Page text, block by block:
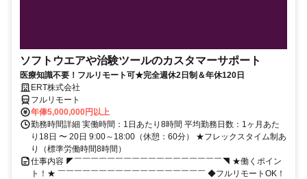
ソフトウエアや治験ツールのカスタマーサポート
医療知識不要！フルリモート可★完全週休2日制＆年休120日
ERT株式会社
フルリモート
年俸5,000,000円以上
勤務時間詳細 実働時間：1日あたり8時間 平均勤務日数：1ヶ月あた
り18日 〜 20日 9:00～18:00（休憩：60分） ★フレックスタイム制あ
り（標準労働時間8時間）
仕事内容 ◤￣￣￣￣￣￣￣￣￣￣￣￣￣￣￣￣￣￣◥ ★働くポイン
ト！★ ￣￣￣￣￣￣￣￣￣￣￣￣￣￣￣￣￣￣ ◆フルリモートOK！